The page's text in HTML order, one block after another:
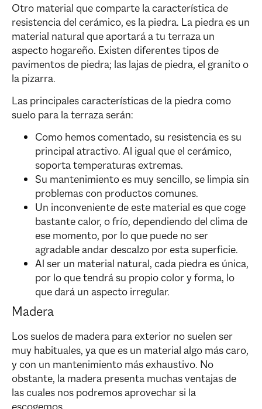
Otro material que comparte la característica de
resistencia del cerámico, es la piedra. La piedra es un
material natural que aportará a tu terraza un
aspecto hogareño. Existen diferentes tipos de
pavimentos de piedra; las lajas de piedra, el granito o
la pizarra.
Las principales características de la piedra como
suelo para la terraza serán:
Como hemos comentado, su resistencia es su
principal atractivo. Al igual que el cerámico,
soporta temperaturas extremas.
Su mantenimiento es muy sencillo, se limpia sin
problemas con productos comunes.
Un inconveniente de este material es que coge
bastante calor, o frío, dependiendo del clima de
ese momento, por lo que puede no ser
agradable andar descalzo por esta superficie.
Al ser un material natural, cada piedra es única,
por lo que tendrá su propio color y forma, lo
que dará un aspecto irregular.
Madera
Los suelos de madera para exterior no suelen ser
muy habituales, ya que es un material algo más caro,
y con un mantenimiento más exhaustivo. No
obstante, la madera presenta muchas ventajas de
las cuales nos podremos aprovechar si la